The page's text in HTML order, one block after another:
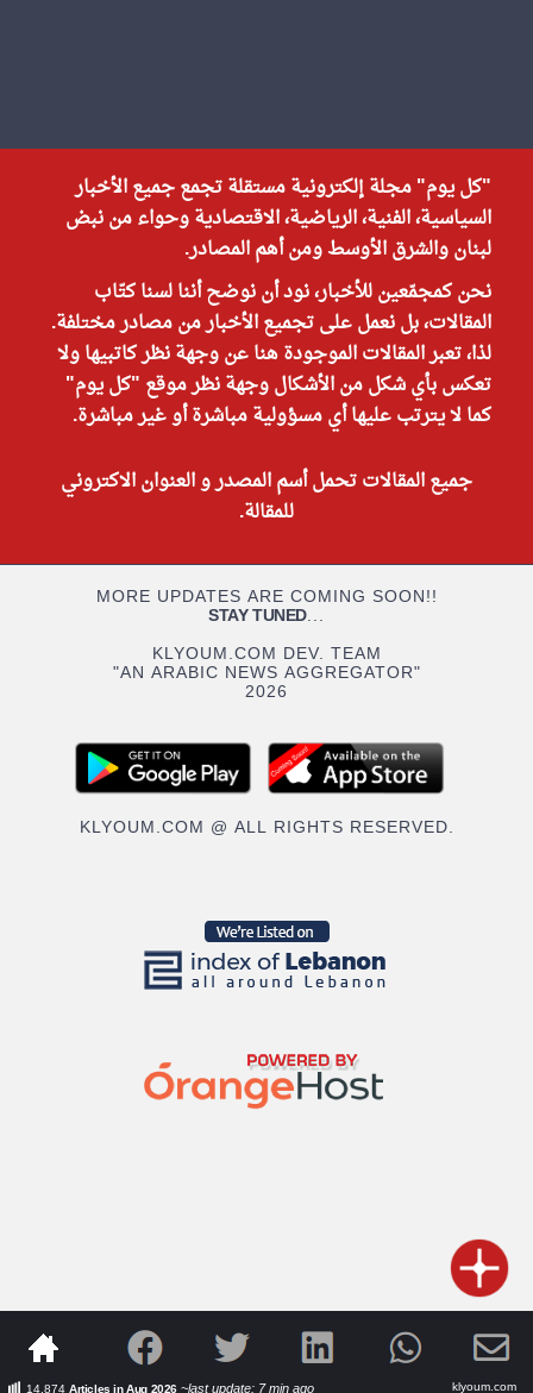
"كل يوم" مجلة إلكترونية مستقلة تجمع جميع الأخبار
السياسية، الفنية، الرياضية، الاقتصادية وحواء من نبض
لبنان والشرق الأوسط ومن أهم المصادر.
نحن كمجمّعين للأخبار، نود أن نوضح أننا لسنا كتّاب
المقالات، بل نعمل على تجميع الأخبار من مصادر مختلفة.
لذا، تعبر المقالات الموجودة هنا عن وجهة نظر كاتبيها ولا
تعكس بأي شكل من الأشكال وجهة نظر موقع "كل يوم"
كما لا يترتب عليها أي مسؤولية مباشرة أو غير مباشرة.
جميع المقالات تحمل أسم المصدر و العنوان الاكتروني
للمقالة.
MORE UPDATES ARE COMING SOON!!
STAY TUNED...
KLYOUM.COM DEV. TEAM
"AN ARABIC NEWS AGGREGATOR"
2026
KLYOUM.COM @ ALL RIGHTS RESERVED.
klyoum.com